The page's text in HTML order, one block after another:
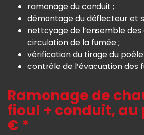
ramonage du conduit ;
démontage du déflecteur et
nettoyage de l’ensemble
circulation de la fumée ;
vérification du tirage du poêle
contrôle de l’évacuation des
Ramonage de
fioul + conduit, au
€ *